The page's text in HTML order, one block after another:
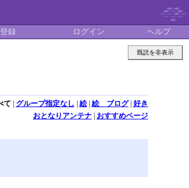
録 ログイン ヘルプ
既読を非表示
て グループ指定なし 絵| 絵 ブログ| 好き
おとなりアンテナ| おすすめページ